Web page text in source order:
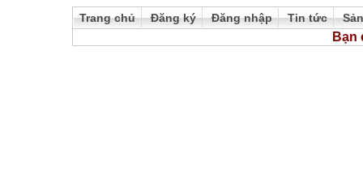
Trang chủ Đăng ký Đăng nhập Tin tức
Bạn